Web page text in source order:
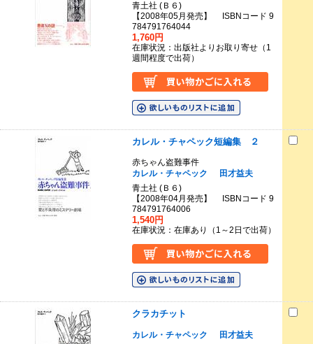
青土社 (Ｂ６)
【2008年05月発売】 ISBNコード 9
784791764044
1,760円
在庫状況：出版社よりお取り寄せ（1
週間程度で出荷）
カレル・チャペック短編集 ２
赤ちゃん盗難事件
カレル・チャペック
田才益夫
青土社 (Ｂ６)
【2008年04月発売】 ISBNコード 9
784791764006
1,540円
在庫状況：在庫あり（1～2日で出荷）
クラカチット
カレル・チャペック
田才益夫